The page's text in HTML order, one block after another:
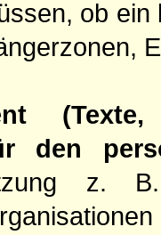
ob
den
z.